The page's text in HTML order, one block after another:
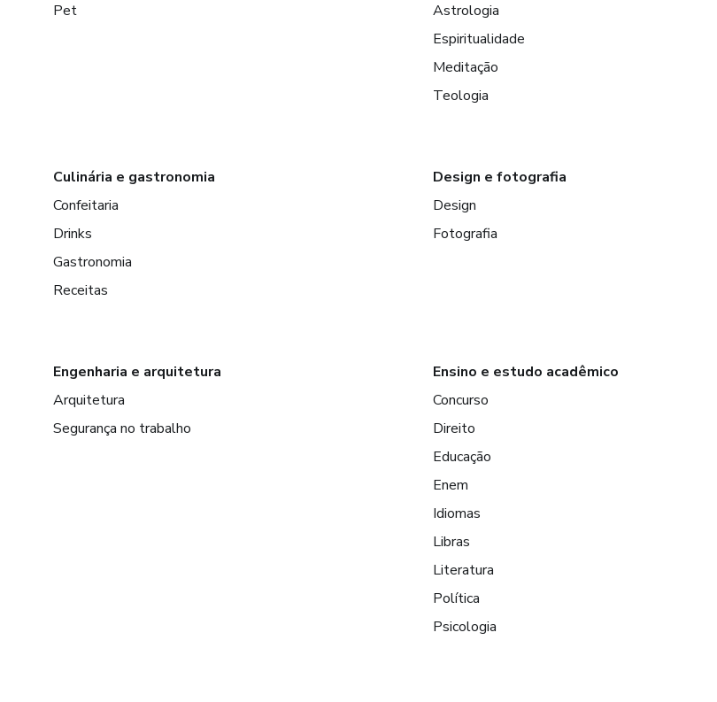
Pet
Astrologia
Espiritualidade
Meditação
Teologia
Culinária e gastronomia
Confeitaria
Drinks
Gastronomia
Receitas
Design e fotografia
Design
Fotografia
Engenharia e arquitetura
Arquitetura
Segurança no trabalho
Ensino e estudo acadêmico
Concurso
Direito
Educação
Enem
Idiomas
Libras
Literatura
Política
Psicologia